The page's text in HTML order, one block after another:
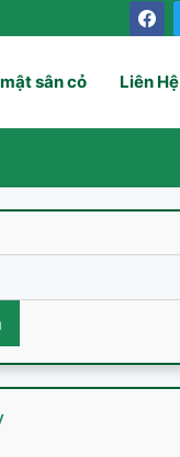
sân cỏ Liên Hệ